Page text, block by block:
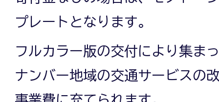
プレートとなります。
フルカラー版の交付により集ま
ナンバー地域の交通サービスの